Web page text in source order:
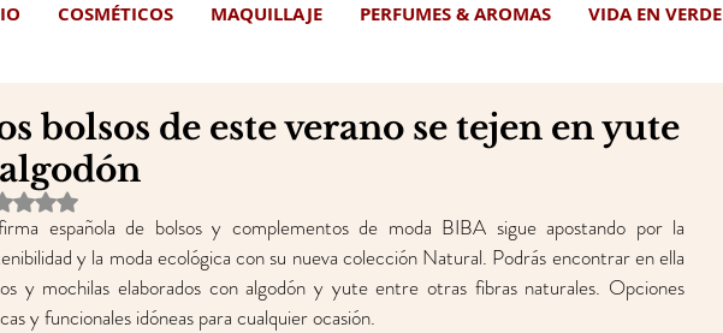
COSMÉTICOS MAQUILLAJE PERFUMES & AROMAS VIDA EN VERDE
bolsos de este verano se tejen en yute
Obtuvo NaN de 5 estrellas.
española de bolsos y complementos de moda BIBA sigue apostando por la
y la moda ecológica con su nueva colección Natural. Podrás encontrar en ella
y mochilas elaborados con algodón y yute entre otras fibras naturales. Opciones
y funcionales idóneas para cualquier ocasión.